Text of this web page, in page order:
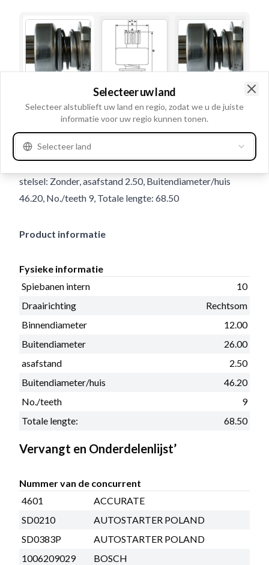
Gebruiksnummer 130406
Details en beschrijving
Spiebanen intern 10, Draairichting Rechtsom,
Binnendiameter 12.00, Buitendiameter 26.00, Planetair
stelsel: Zonder, asafstand 2.50, Buitendiameter/huis
46.20, No./teeth 9, Totale lengte: 68.50
Product informatie
Fysieke informatie
Spiebanen intern
10
Draairichting
Rechtsom
Binnendiameter
12.00
Buitendiameter
26.00
asafstand
2.50
Buitendiameter/huis
46.20
No./teeth
9
Totale lengte:
68.50
Vervangt en Onderdelenlijst’
Nummer van de concurrent
4601
ACCURATE
SD0210
AUTOSTARTER POLAND
SD0383P
AUTOSTARTER POLAND
1006209029
BOSCH
Selecteer uw land
Selecteer alstublieft uw land en regio, zodat we u de juiste
informatie voor uw regio kunnen tonen.
Selecteer land